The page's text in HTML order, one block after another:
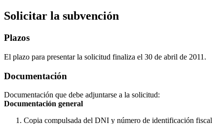
Solicitar la subvención
Plazos
El plazo para presentar la solicitud finaliza el 30 de abril de 2011.
Documentación
Documentación que debe adjuntarse a la solicitud:
Documentación general
Copia compulsada del DNI y número de identificación fiscal